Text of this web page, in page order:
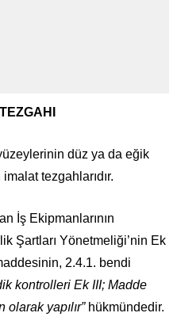
düz ya da eğik
tezgahlarıdır.
İş Ekipmanlarının
Şartları Yönetmeliği’nin Ek
2.4.1. bendi
kontrolleri Ek III; Madde
yapılır” hükmündedir.